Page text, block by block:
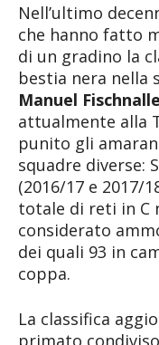
Nell’ultimo
che hanno fatto
di un gradino la
bestia nera nella
Manuel
attualmente alla
punito gli
squadre diverse:
(2016/17 e 2017/
totale di reti in C
considerato
dei quali 93 in
coppa.
La classifica
primato